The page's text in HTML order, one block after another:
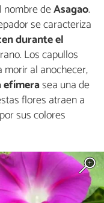
nombre deAsagao.
se caracteriza
durante el
Los capullos
al anochecer,
efímerasea una de
flores atraen a
sus colores